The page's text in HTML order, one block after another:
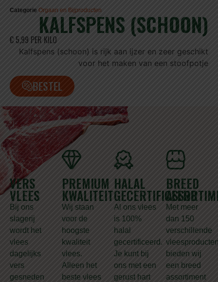
Categorie Orgaan en Bijproducten
KALFSPENS (SCHOON)
€ 5,99 PER KILO
Kalfspens (schoon) is rijk aan ijzer en zeer geschikt
voor het maken van een stoofpotje
BESTEL
VERS
VLEES
Bij ons
slagerij
wordt het
vlees
dagelijks
vers
gesneden
PREMIUM
KWALITEIT
Wij staan
voor de
hoogste
kwaliteit
vlees.
Alleen het
beste vlees
HALAL
GECERTIFICEERD
Al ons vlees
is 100%
halal
gecertificeerd.
Je kunt bij
ons met een
gerust hart
BREED
Met meer
dan 150
verschillende
bieden wij
een breed
assortiment